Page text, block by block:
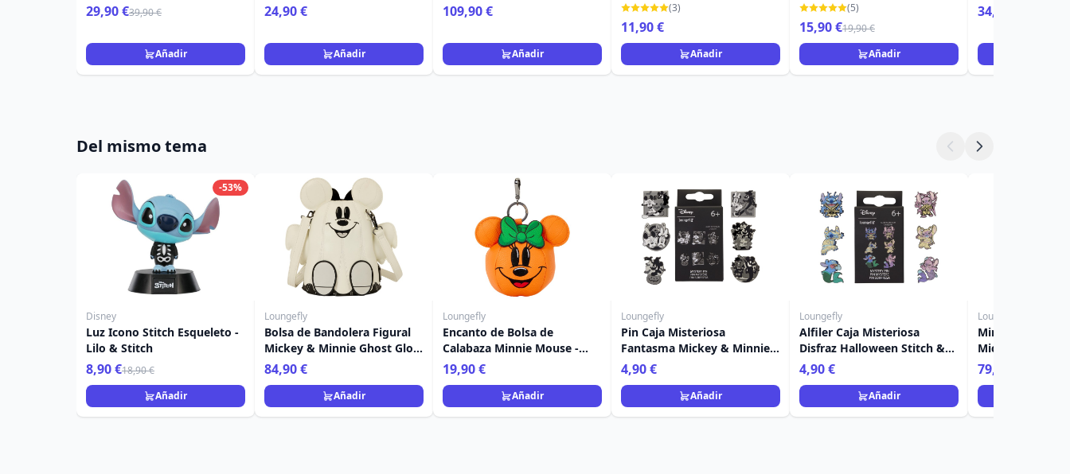
29,90 €39,90 €
Añadir
24,90 €
Añadir
109,90 €
Añadir
(3)
11,90 €
Añadir
(5)
15,90 €19,90 €
Añadir
34,90 €
Del mismo tema
-53%
Disney
Luz Icono Stitch Esqueleto -
Lilo & Stitch
8,90 €18,90 €
Añadir
Loungefly
Bolsa de Bandolera Figural
Mickey & Minnie Ghost Glow
- Disney Loungefly
84,90 €
Añadir
Loungefly
Encanto de Bolsa de
Calabaza Minnie Mouse -
Disney Loungefly
19,90 €
Añadir
Loungefly
Pin Caja Misteriosa
Fantasma Mickey & Minnie -
Disney Loungefly
4,90 €
Añadir
Loungefly
Alfiler Caja Misteriosa
Disfraz Halloween Stitch &
Angel - Disney Loungefly
4,90 €
Añadir
Loungefly
Mini mochila
Mickey y Minnie
Disney
79,90 €